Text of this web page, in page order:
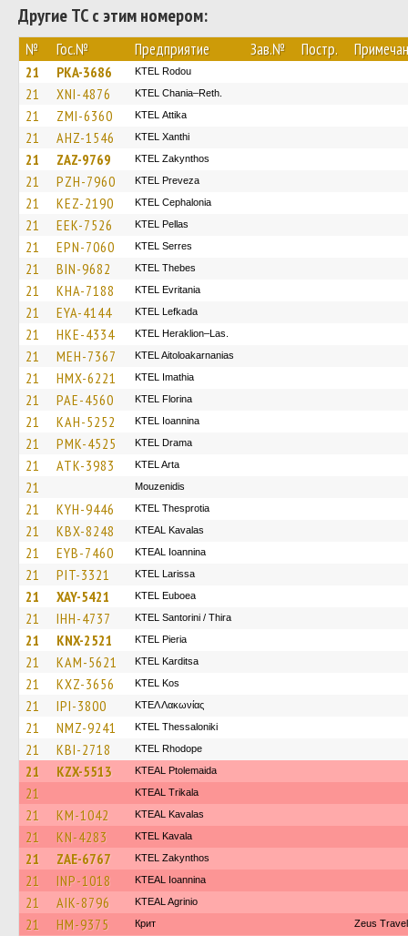
Другие ТС с этим номером:
№ Гос.№ Предприятие Зав.№ Постр.
21 PKA-3686 ΚΤΕL Rodou
21 XNI-4876 KTEL Chania–Reth.
21 ZMI-6360 KΤΕL Αttika
21 AHZ-1546 KTEL Xanthi
21 ZAZ-9769 KTEL Zakynthos
21 PZH-7960 KTEL Preveza
21 KEZ-2190 KTEL Cephalonia
21 EEK-7526 KTEL Pellas
21 EPN-7060 KTEL Serres
21 BIN-9682 KTEL Thebes
21 KHA-7188 ΚΤΕL Evritania
21 EYA-4144 KTEL Lefkada
21 HKE-4334 KTEL Heraklion–Las.
21 MEH-7367 KTEL Aitoloakarnanias
21 HMX-6221 KTEL Imathia
21 PAE-4560 KTEL Florina
21 KAH-5252 KTEL Ioannina
21 PMK-4525 KTEL Drama
21 ATK-3983 KTEL Arta
21 Mouzenidis
21 KYH-9446 KTEL Thesprotia
21 KBX-8248 KTEAL Kavalas
21 EYB-7460 KTEAL Ioannina
21 PIT-3321 KTEL Larissa
21 XAY-5421 ΚΤΕL Euboea
21 IHH-4737 KTEL Santorini / Thira
21 KNX-2521 KTEL Pieria
21 KAM-5621 ΚΤΕL Karditsa
21 KXZ-3656 KTEL Kos
21 IPI-3800 ΚΤΕΛ Λακωνίας
21 NMZ-9241 KTEL Thessaloniki
21 KBI-2718 KTEL Rhodope
21 KZX-5513 KTEAL Ptolemaida
21 KTEAL Trikala
21 KM-1042 KTEAL Kavalas
21 KN-4283 KTEL Kavala
21 ZAE-6767 KTEL Zakynthos
21 INP-1018 KTEAL Ioannina
21 AIK-8796 KTEAL Agrinio
21 HM-9375 Крит Zeus Travel